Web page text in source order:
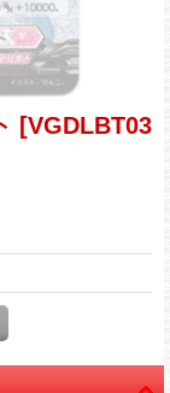
[VGDLBT03